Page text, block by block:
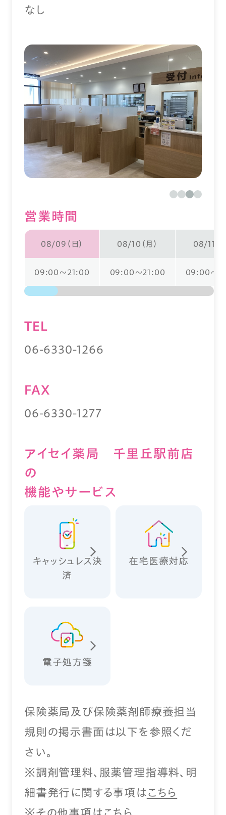
なし
営業時間
08/09（日） 08/10（月） 08/11（
09:00～21:00 09:00～21:00 09:00～
TEL
06-6330-1266
FAX
06-6330-1277
アイセイ薬局 千里丘駅前店
の
機能やサービス
キャッシュレス決
済
在宅医療対応
電子処方箋
保険薬局及び保険薬剤師療養担当
規則の掲示書面は以下を参照くだ
さい。
※調剤管理料、服薬管理指導料、明
細書発行に関する事項は こちら
※その他事項は こちら